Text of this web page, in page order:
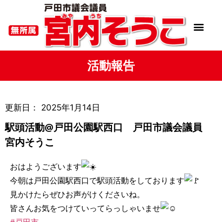
活動報告
更新日： 2025年1月14日
駅頭活動@戸田公園駅西口 戸田市議会議員
宮内そうこ
おはようございます
今朝は戸田公園駅西口で駅頭活動をしております
見かけたらぜひお声がけくださいね。
皆さんお気をつけていってらっしゃいませ